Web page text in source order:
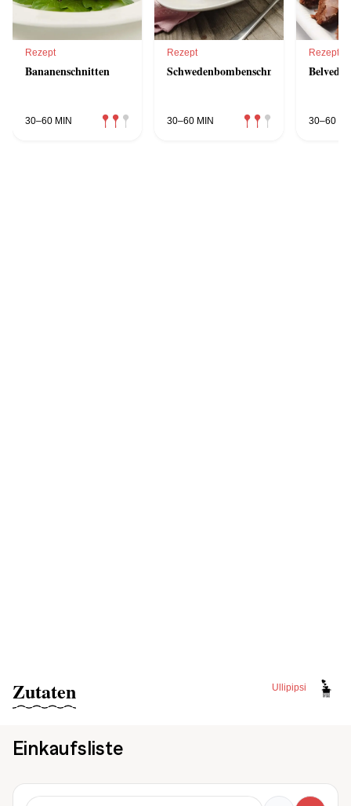
Rezept
Bananenschnitten
30–60 MIN
Rezept
Schwedenbombenschnitten
30–60 MIN
Rezept
30–60
Ullipipsi
Zutaten